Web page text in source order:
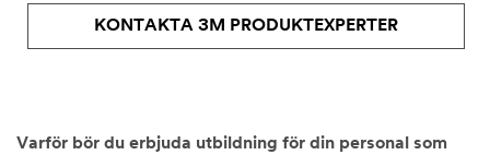
KONTAKTA 3M PRODUKTEXPERTER
Varför bör du erbjuda utbildning för din personal som